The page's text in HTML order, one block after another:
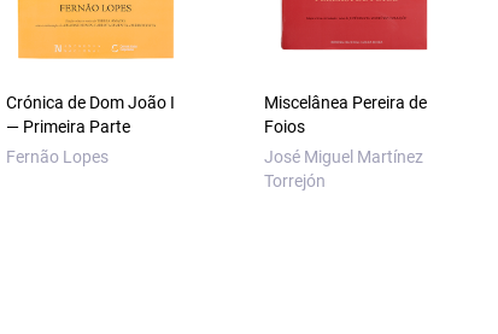
Crónica de Dom João I
— Primeira Parte
Fernão Lopes
Miscelânea Pereira de
Foios
José Miguel Martínez
Torrejón